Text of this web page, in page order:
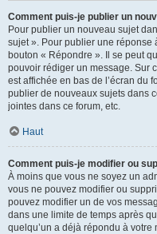
Comment puis-je publier un
Pour publier un nouveau sujet
sujet ». Pour publier une réponse
bouton « Répondre ». Il se peut
pouvoir rédiger un message. Sur
est affichée en bas de l’écran du
publier de nouveaux sujets dans
jointes dans ce forum, etc.
Haut
Comment puis-je modifier ou
À moins que vous ne soyez un
vous ne pouvez modifier ou
pouvez modifier un de vos
dans une limite de temps après
quelqu’un a déjà répondu à